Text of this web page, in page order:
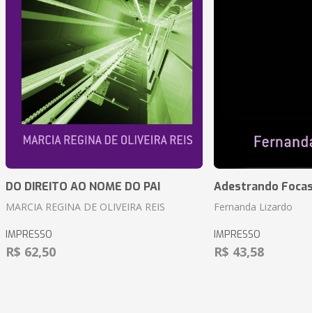
DO DIREITO AO NOME DO PAI
MARCIA REGINA DE OLIVEIRA REIS
IMPRESSO
R$ 62,50
Adestrando
Fernanda Lizardo
IMPRESSO
R$ 43,58